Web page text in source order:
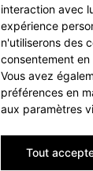
interaction avec
expérience
n'utiliserons des
consentement
Vous avez
préférences en
aux paramètres
Tout